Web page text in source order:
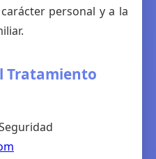
personal y a la
Tratamiento